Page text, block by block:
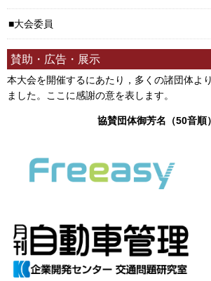
大会委員
賛助・広告・展示
本大会を開催するにあたり，多くの諸団体よ
ました。ここに感謝の意を表します。
協賛団体御芳名（50音順）